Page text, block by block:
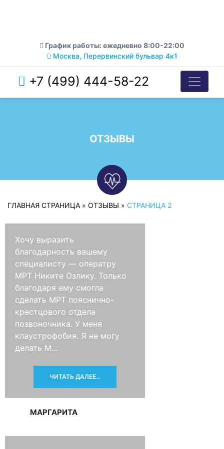
График работы: ежедневно 8:00-22:00
Москва, Перервинский бульвар 4к1
+7 (499) 444-58-22
ОТЗЫВЫ
ГЛАВНАЯ СТРАНИЦА » ОТЗЫВЫ » СТРАНИЦА 2
Хочу выразить
благодарность вашему
специалисту — оператру
МРТ Никите Озлику. Только
благодаря ему смогла
сделать МРТ пояснично-
крестцового отдела
позвоночника. У меня
клаустрофобия. Я не могу
делать М...
ЧИТАТЬ ДАЛЕЕ...
МАРГАРИТА